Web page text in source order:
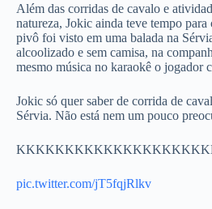
Além das corridas de cavalo e
natureza, Jokic ainda teve tempo
pivô foi visto em uma balada na
alcoolizado e sem camisa, na
mesmo música no karaokê o jogador
Jokic só quer saber de corrida de
Sérvia. Não está nem um pouco
pic.twitter.com/jT5fqjRlkv